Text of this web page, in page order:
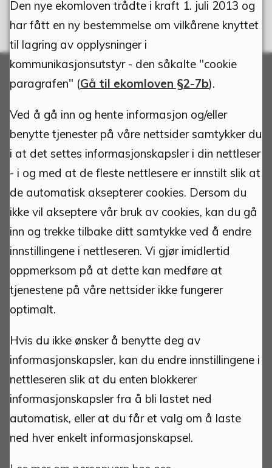
Tynset kommune
Torvgata 1
Org.nr.: 940837685
Kommunenummer: 3427
Bankkonto: 1813 52 30444
Bankkonto innbetaling faktura m/KID: 1813 52
VIPPS: 518958
Kontakt:
postmottak@tynset.kommune.no
eDialog(sikker kanal for dokumentinnsending)
Tlf: 62 48 50 00 man-fre 10.00-15.00.
Den nye ekomloven trådte i kraft 1. juli 2013 og
har fått en ny bestemmelse om vilkårene knyttet
til lagring av opplysninger i
kommunikasjonsutstyr - den såkalte "cookie
paragrafen" (Gå til ekomloven §2-7b).
Ved å gå inn og hente informasjon og/eller
benytte tjenester på våre nettsider samtykker du
i at det settes informasjonskapsler i din nettleser
- i og med at de fleste nettlesere er innstilt slik at
de automatisk aksepterer cookies. Dersom du
ikke vil akseptere vår bruk av cookies, kan du gå
inn og trekke tilbake ditt samtykke ved å endre
innstillingene i nettleseren. Vi gjør imidlertid
oppmerksom på at dette kan medføre at
tjenestene på våre nettsider ikke fungerer
optimalt.
Hvis du ikke ønsker å benytte deg av
informasjonskapsler, kan du endre innstillingene i
nettleseren slik at du enten blokkerer
informasjonskapsler fra å bli lastet ned
automatisk, eller at du får et valg om å laste
ned hver enkelt informasjonskapsel.